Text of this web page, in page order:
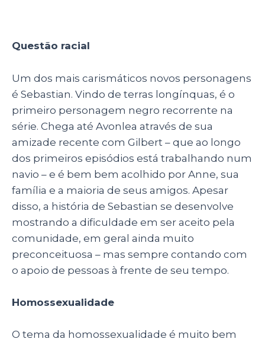
Questão racial
Um dos mais carismáticos novos personagens
é Sebastian. Vindo de terras longínquas, é o
primeiro personagem negro recorrente na
série. Chega até Avonlea através de sua
amizade recente com Gilbert – que ao longo
dos primeiros episódios está trabalhando num
navio – e é bem bem acolhido por Anne, sua
família e a maioria de seus amigos. Apesar
disso, a história de Sebastian se desenvolve
mostrando a dificuldade em ser aceito pela
comunidade, em geral ainda muito
preconceituosa – mas sempre contando com
o apoio de pessoas à frente de seu tempo.
Homossexualidade
O tema da homossexualidade é muito bem